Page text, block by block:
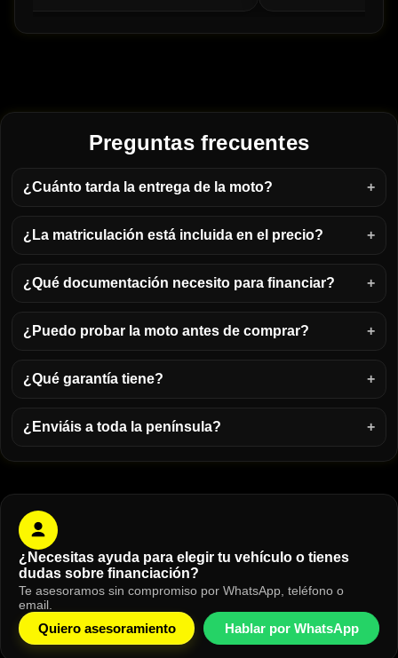
Preguntas frecuentes
¿Cuánto tarda la entrega de la moto?
¿La matriculación está incluida en el precio?
¿Qué documentación necesito para financiar?
¿Puedo probar la moto antes de comprar?
¿Qué garantía tiene?
¿Enviáis a toda la península?
¿Necesitas ayuda para elegir tu vehículo o tienes
dudas sobre financiación?
Te asesoramos sin compromiso por WhatsApp, teléfono o
email.
Quiero asesoramiento Hablar por WhatsApp